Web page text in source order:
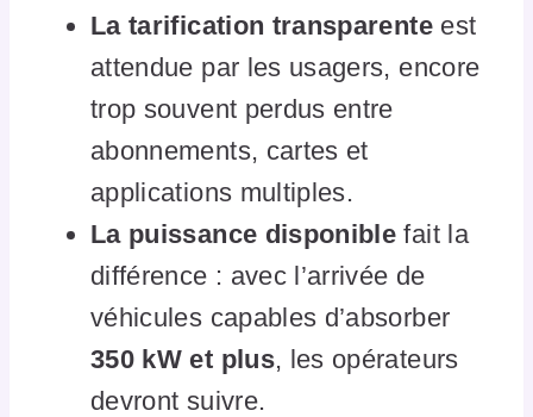
La tarification transparenteest
attendue par les usagers, encore
trop souvent perdus entre
abonnements, cartes et
applications multiples.
La puissance disponible fait la
différence : avec l’arrivée de
véhicules capables d’absorber
350 kW et plus, les opérateurs
devront suivre.